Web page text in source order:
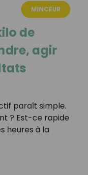
MINCEUR
de
agir
paraît simple.
? Est-ce rapide
heures à la